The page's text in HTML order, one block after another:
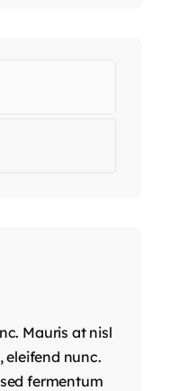
Mauris at nisl
eleifend nunc.
fermentum